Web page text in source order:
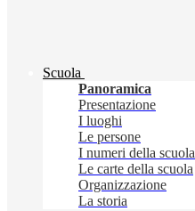
Scuola
Panoramica
Presentazione
I luoghi
Le persone
I numeri della scuola
Le carte della scuola
Organizzazione
La storia